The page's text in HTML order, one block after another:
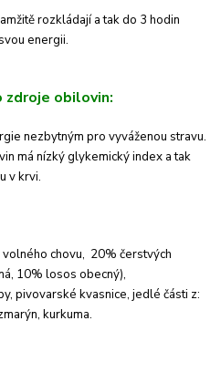
rozkládají a tak do 3 hodin
energii.
zdroje obilovin:
nezbytným pro vyváženou stravu.
má nízký glykemický index a tak
v krvi.
chovu, 20% čerstvých
10% losos obecný),
pivovarské kvasnice, jedlé části z:
kurkuma.